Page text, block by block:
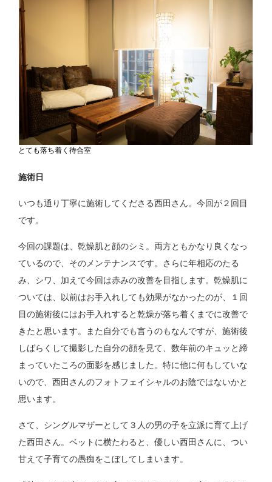
とても落ち着く待合室
施術日
いつも通り丁寧に施術してくださる西田さん。今回が２回目
です。
今回の課題は、乾燥肌と顔のシミ。両方ともかなり良くなっ
ているので、そのメンテナンスです。さらに年相応のたる
み、シワ、加えて今回は赤みの改善を目指します。乾燥肌に
ついては、以前はお手入れしても効果がなかったのが、１回
目の施術後にはお手入れすると乾燥が落ち着くまでに改善で
きたと思います。また自分でも言うのもなんですが、施術後
しばらくして撮影した自分の顔を見て、数年前のキュッと締
まっていたころの面影を感じました。特に他に何もしていな
いので、西田さんのフォトフェイシャルのお陰ではないかと
思います。
さて、シングルマザーとして３人の男の子を立派に育て上げ
た西田さん。ベットに横たわると、優しい西田さんに、つい
甘えて子育ての愚痴をこぼしてしまいます。